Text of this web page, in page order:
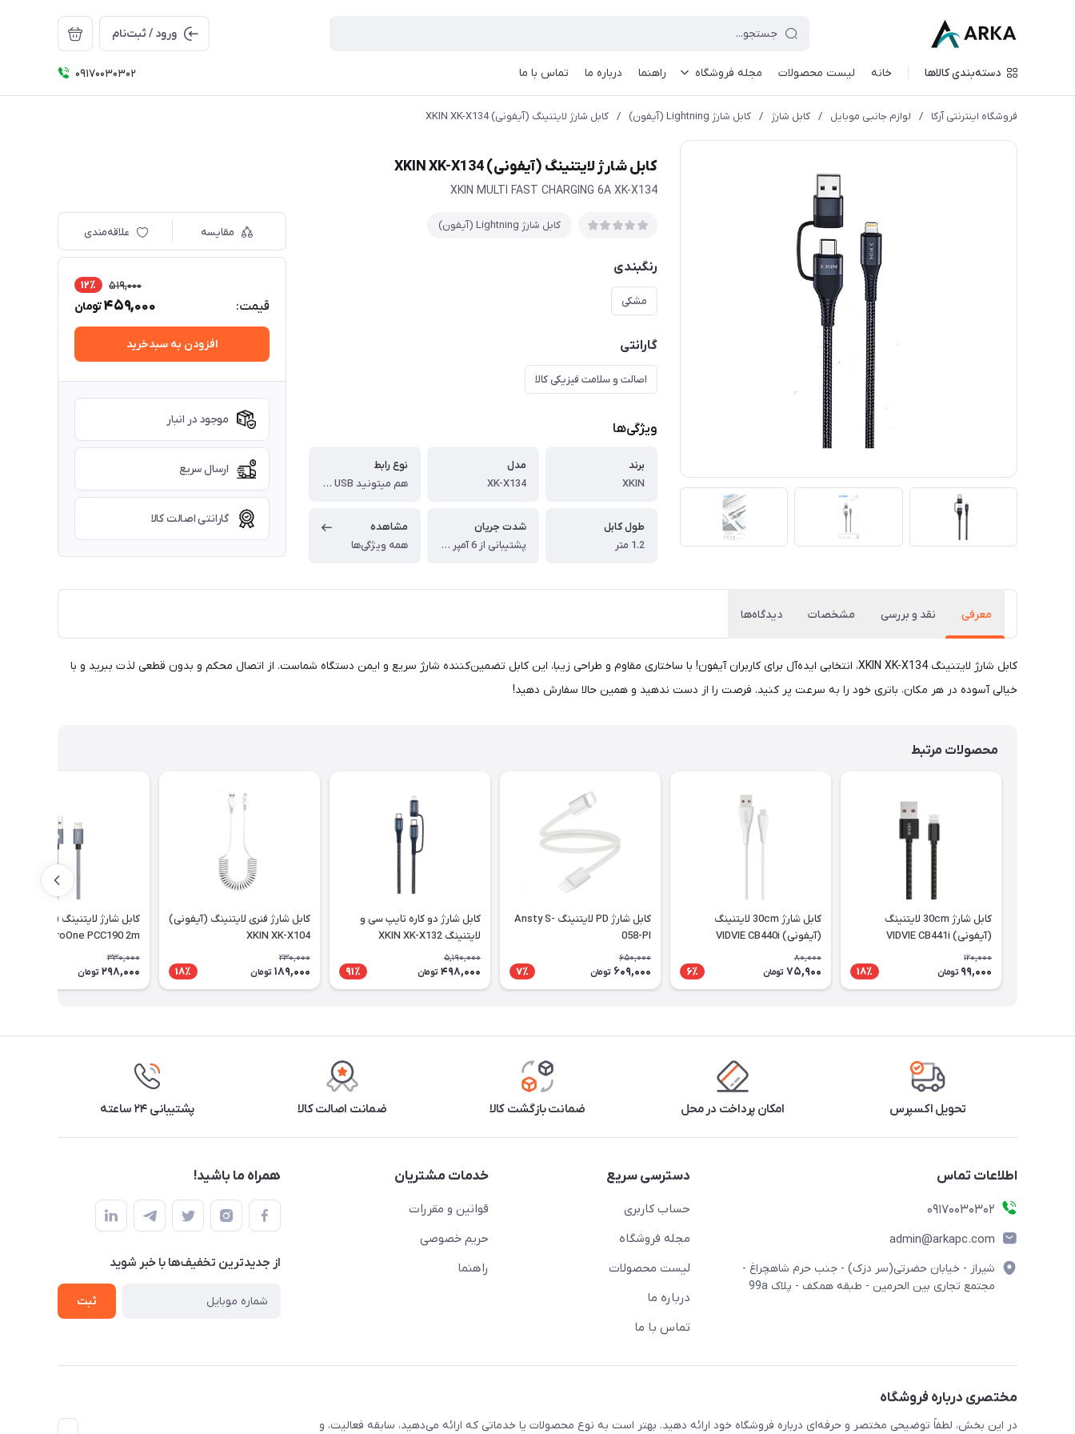
ورود / ثبت‌نام
دسته‌بندی کالاها خانه لیست محصولات مجله فروشگاه راهنما درباره ما تماس با ما 09170030302
فروشگاه اینترنتی آرکا / لوازم جانبی موبایل / کابل شارژ / کابل شارژ Lightning (آیفون) / کابل شارژ لایتنینگ (آیفونی) XKIN XK-X134
کابل شارژ لایتنینگ (آیفونی) XKIN XK-X134
XKIN MULTI FAST CHARGING 6A XK-X134
کابل شارژ Lightning (آیفون)
رنگبندی
مشکی
گارانتی
اصالت و سلامت فیزیکی کالا
ویژگی‌ها
برند
XKIN
مدل
XK-X134
نوع رابط
هم میتونید USB به Lightning (آیفونی) استفاده کنید ، هم میتونید Type-C به Lightning (آیفونی) استفاده کنید
طول کابل
1.2 متر
شدت جریان
پشتیبانی از 6 آمپر برای شارژ سریع
مشاهده
همه ویژگی‌ها
مقایسه علاقه‌مندی
قیمت:
519,000 12٪
459,000تومان
افزودن به سبدخرید
موجود در انبار
ارسال سریع
گارانتی اصالت کالا
معرفی نقد و بررسی مشخصات دیدگاه‌ها
کابل شارژ لایتنینگ XKIN XK-X134، انتخابی ایده‌آل برای کاربران آیفون! با ساختاری مقاوم و طراحی زیبا، این کابل تضمین‌کننده شارژ سریع و ایمن دستگاه شماست. از اتصال محکم و بدون قطعی لذت ببرید و با
خیالی آسوده در هر مکان، باتری خود را به سرعت پر کنید. فرصت را از دست ندهید و همین حالا سفارش دهید!
محصولات مرتبط
کابل شارژ 30cm لایتنینگ
(آیفونی) VIDVIE CB441i
120,000
99,000 تومان 18٪
کابل شارژ 30cm لایتنینگ
(آیفونی) VIDVIE CB440i
80,000
75,900 تومان 6٪
کابل شارژ PD لایتنینگ Ansty S-
058-PI
650,000
609,000 تومان 7٪
کابل شارژ دو کاره تایپ سی و
لایتنینگ XKIN XK-X132
5,190,000
498,000 تومان 91٪
کابل شارژ فنری لایتنینگ (آیفونی)
XKIN XK-X104
230,000
189,000 تومان 18٪
کابل شارژ لایتنینگ (آیفونی)
ProOne PCC190 2m
330,000
298,000 تومان
تحویل اکسپرس امکان پرداخت در محل ضمانت بازگشت کالا ضمانت اصالت کالا پشتیبانی ۲۴ ساعته
اطلاعات تماس
09170030302
admin@arkapc.com
شیراز - خیابان حضرتی(سر دزک) - جنب حرم شاهچراغ -
مجتمع تجاری بین الحرمین - طبقه همکف - پلاک 99a
دسترسی سریع
حساب کاربری
مجله فروشگاه
لیست محصولات
درباره ما
تماس با ما
خدمات مشتریان
قوانین و مقررات
حریم خصوصی
راهنما
همراه ما باشید!
از جدید‌ترین تخفیف‌ها با‌ خبر شوید
ثبت
مختصری درباره فروشگاه
در این بخش، لطفاً توضیحی مختصر و حرفه‌ای درباره فروشگاه خود ارائه دهید. بهتر است به نوع محصولات یا خدماتی که ارائه می‌دهید، سابقه فعالیت، و